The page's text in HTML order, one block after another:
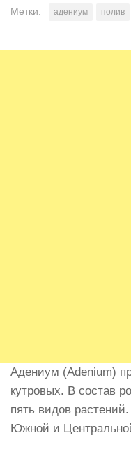
Метки: адениум полив
Адениум (Adenium)
кутровых. В состав
пять видов
Южной и